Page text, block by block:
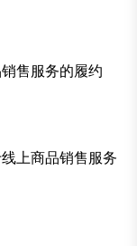
售服务的履约
上商品销售服务